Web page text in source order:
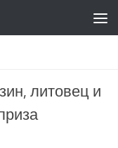
литовец и